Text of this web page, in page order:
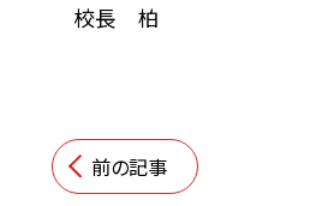
校長 柏
前の記事